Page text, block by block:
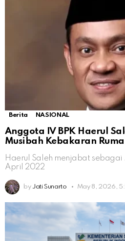
Berita NASIONAL
Anggota IV BPK Haerul
Musibah Kebakaran
Haerul Saleh menjabat sebagai
April 2022
by Jati Sunarto May 8, 2026,